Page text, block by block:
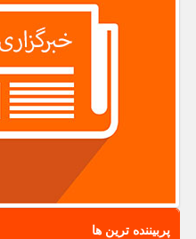
پربیننده ترین ها